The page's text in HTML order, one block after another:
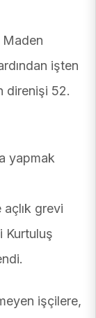
Maden
işten
direnişi 52.
yapmak
açlık grevi
Kurtuluş
işçilere,